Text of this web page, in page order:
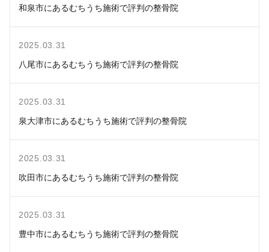
和泉市にあるむちうち施術で評判の整骨院
2025.03.31
八尾市にあるむちうち施術で評判の整骨院
2025.03.31
泉大津市にあるむちうち施術で評判の整骨院
2025.03.31
吹田市にあるむちうち施術で評判の整骨院
2025.03.31
豊中市にあるむちうち施術で評判の整骨院